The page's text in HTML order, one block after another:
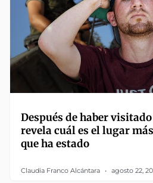
Después de haber
revela cuál es el lugar
que ha estado
Claudia Franco Alcántara agosto 22,